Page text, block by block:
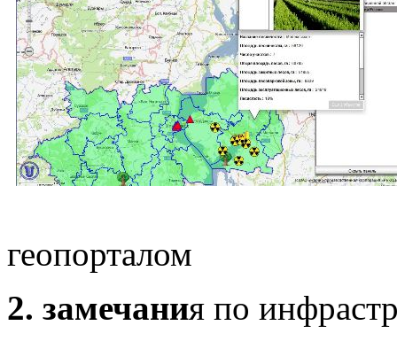
геопорталом
2. замечания по